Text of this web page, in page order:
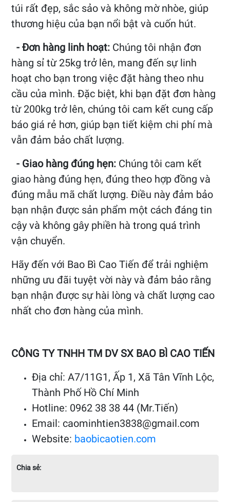
túi rất đẹp, sắc sảo và không mờ nhòe, giúp
thương hiệu của bạn nổi bật và cuốn hút.
- Đơn hàng linh hoạt: Chúng tôi nhận đơn
hàng sỉ từ 25kg trở lên, mang đến sự linh
hoạt cho bạn trong việc đặt hàng theo nhu
cầu của mình. Đặc biệt, khi bạn đặt đơn hàng
từ 200kg trở lên, chúng tôi cam kết cung cấp
báo giá rẻ hơn, giúp bạn tiết kiệm chi phí mà
vẫn đảm bảo chất lượng.
- Giao hàng đúng hẹn: Chúng tôi cam kết
giao hàng đúng hẹn, đúng theo hợp đồng và
đúng mẫu mã chất lượng. Điều này đảm bảo
bạn nhận được sản phẩm một cách đáng tin
cậy và không gây phiền hà trong quá trình
vận chuyển.
Hãy đến với Bao Bì Cao Tiến để trải nghiệm
những ưu đãi tuyệt vời này và đảm bảo rằng
bạn nhận được sự hài lòng và chất lượng cao
nhất cho đơn hàng của mình.
CÔNG TY TNHH TM DV SX BAO BÌ CAO TIẾN
Địa chỉ: A7/11G1, Ấp 1, Xã Tân Vĩnh Lộc,
Thành Phố Hồ Chí Minh
Hotline: 0962 38 38 44 (Mr.Tiến)
Email: caominhtien3838@gmail.com
Website: baobicaotien.com
Chia sẻ: